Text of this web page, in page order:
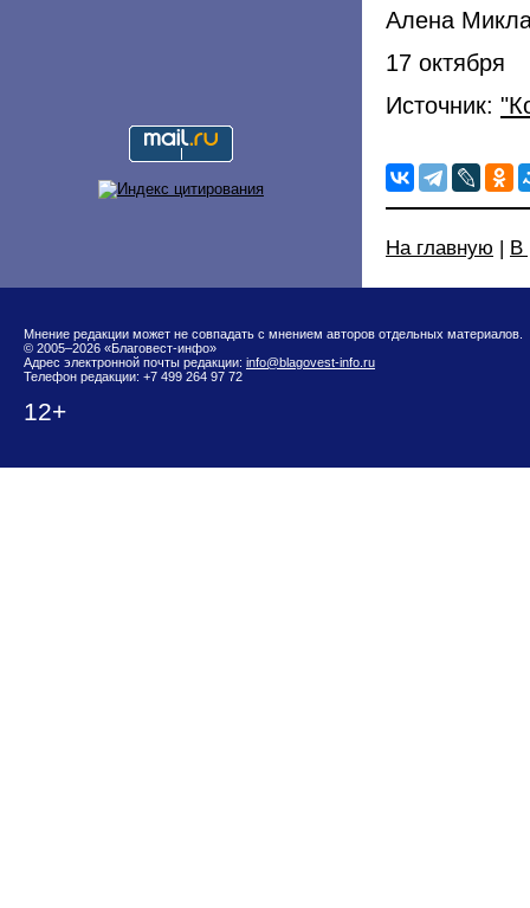
Алена
17 октября
Источник:
На главную | В
Мнение редакции может не совпадать с мнением авторов отдельных материалов.
© 2005–2026 «Благовест-инфо»
Адрес электронной почты редакции: info@blagovest-info.ru
Телефон редакции: +7 499 264 97 72
12+